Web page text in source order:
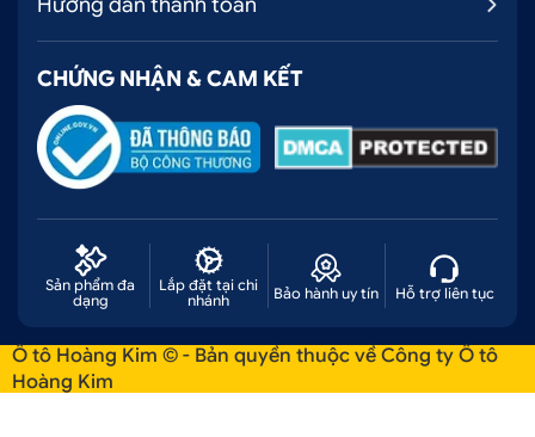
CHỨNG NHẬN & CAM KẾT
Sản phẩm đa
dạng
Lắp đặt tại chi
nhánh
Bảo hành uy tín Hỗ trợ liên tục
Ô tô Hoàng Kim © - Bản quyền thuộc về Công ty Ô tô
Hoàng Kim